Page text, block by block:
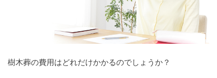
樹木葬の費用はどれだけかかるのでしょうか？